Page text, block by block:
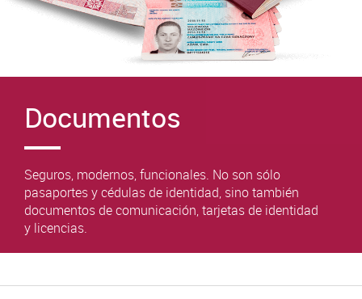
Documentos
Seguros, modernos, funcionales. No son sólo
pasaportes y cédulas de identidad, sino también
documentos de comunicación, tarjetas de identidad
y licencias.